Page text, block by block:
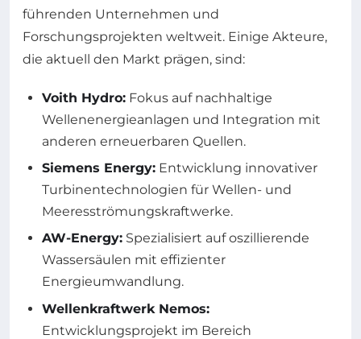
führenden Unternehmen und
Forschungsprojekten weltweit. Einige Akteure,
die aktuell den Markt prägen, sind:
Voith Hydro: Fokus auf nachhaltige
Wellenenergieanlagen und Integration mit
anderen erneuerbaren Quellen.
Siemens Energy: Entwicklung innovativer
Turbinentechnologien für Wellen- und
Meeresströmungskraftwerke.
AW-Energy: Spezialisiert auf oszillierende
Wassersäulen mit effizienter
Energieumwandlung.
Wellenkraftwerk Nemos:
Entwicklungsprojekt im Bereich